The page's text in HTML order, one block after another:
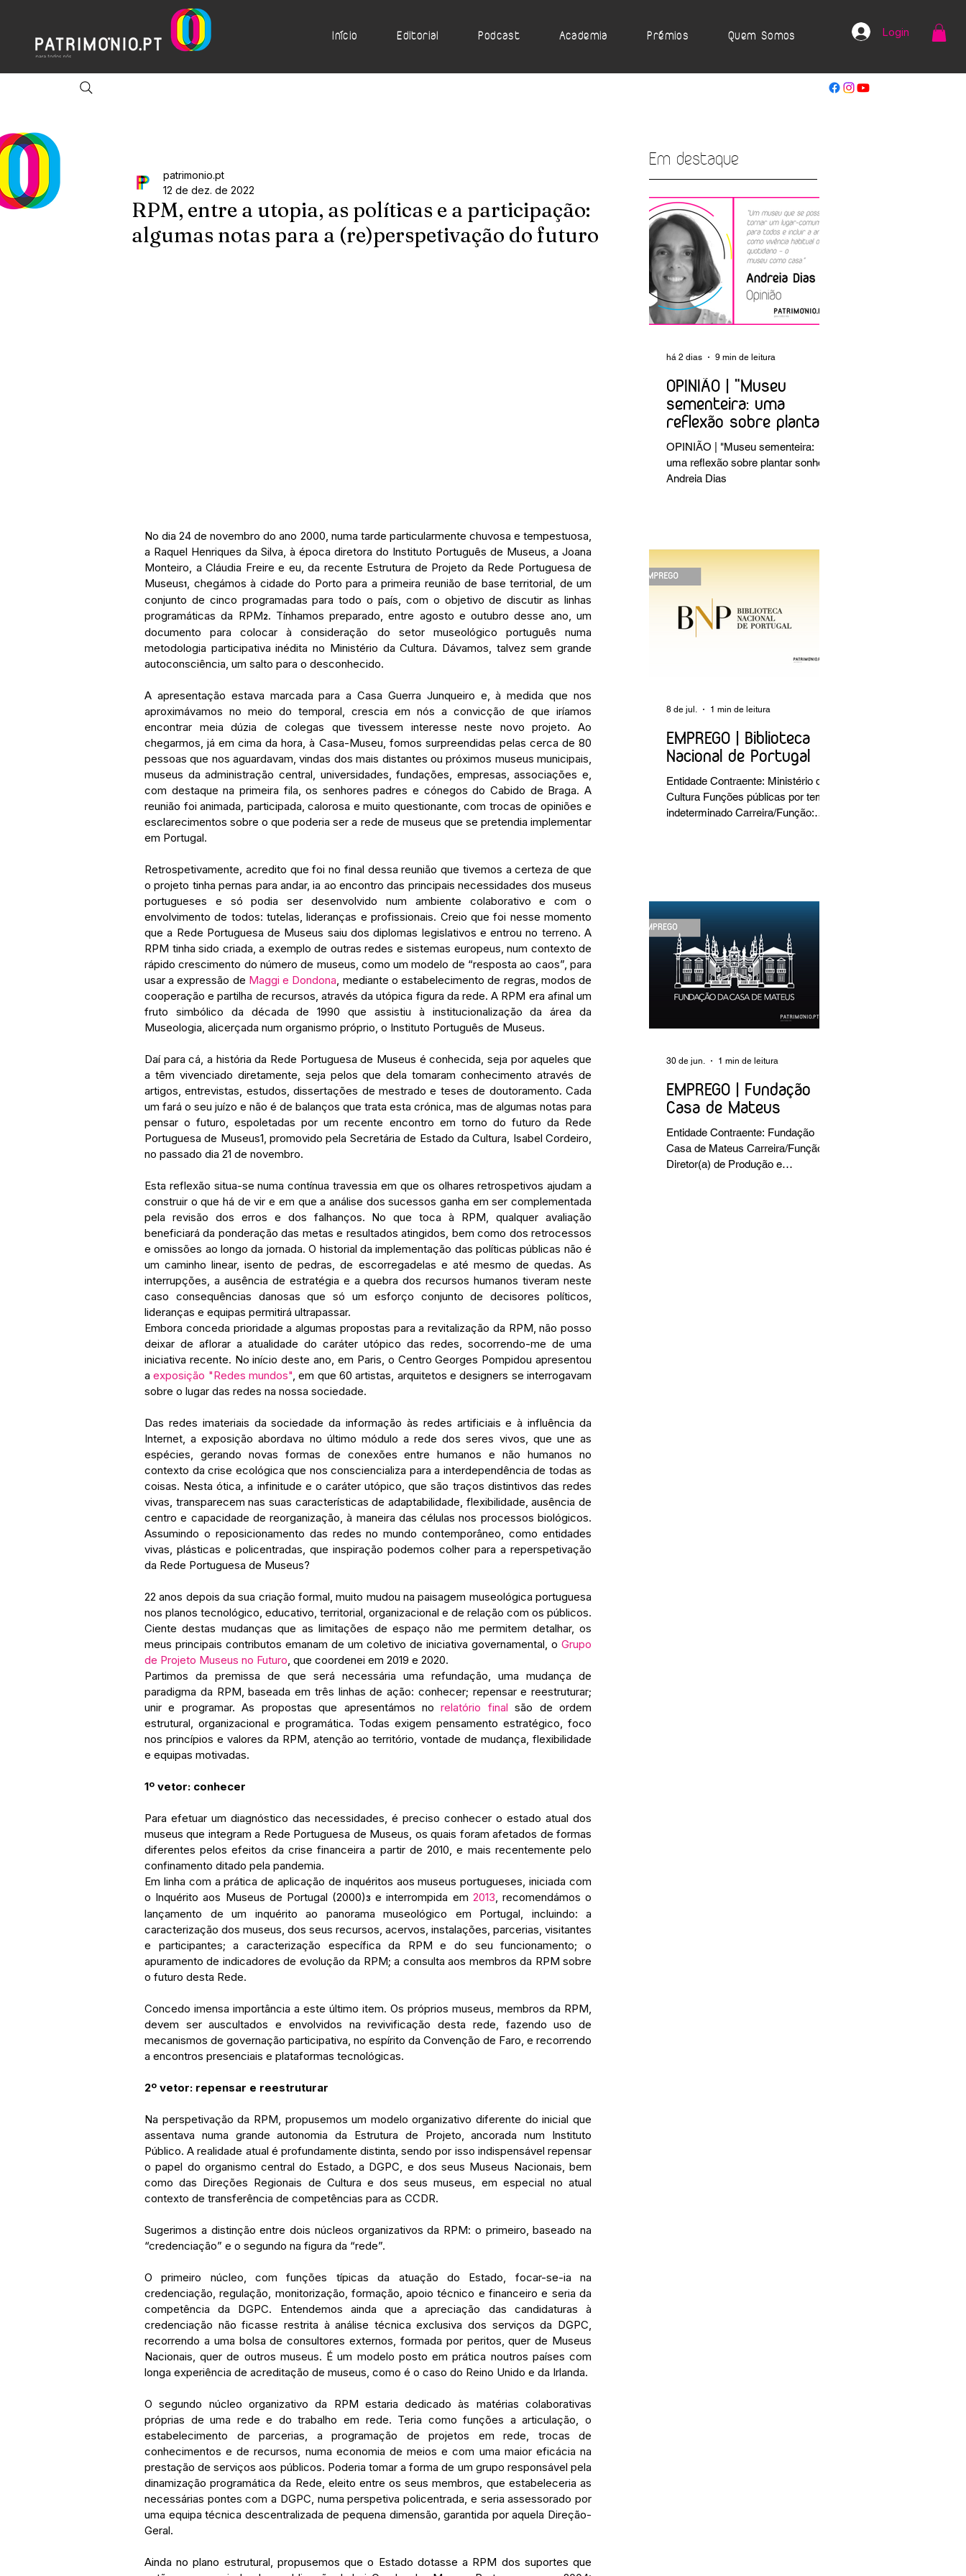
Início Editorial Podcast Academia Prémios Quem Somos Login
RPM, entre a utopia, as políticas e a participação:
algumas notas para a (re)perspetivação do futuro
patrimonio.pt
12 de dez. de 2022
No dia 24 de novembro do ano 2000, numa tarde particularmente chuvosa e tempestuosa,
a Raquel Henriques da Silva, à época diretora do Instituto Português de Museus, a Joana
Monteiro, a Cláudia Freire e eu, da recente Estrutura de Projeto da Rede Portuguesa de
Museus1
, chegámos à cidade do Porto para a primeira reunião de base territorial, de um
conjunto de cinco programadas para todo o país, com o objetivo de discutir as linhas
programáticas da RPM2. Tínhamos preparado, entre agosto e outubro desse ano, um
documento para colocar à consideração do setor museológico português numa
metodologia participativa inédita no Ministério da Cultura. Dávamos, talvez sem grande
autoconsciência, um salto para o desconhecido.
A apresentação estava marcada para a Casa Guerra Junqueiro e, à medida que nos
aproximávamos no meio do temporal, crescia em nós a convicção de que iríamos
encontrar meia dúzia de colegas que tivessem interesse neste novo projeto. Ao
chegarmos, já em cima da hora, à Casa-Museu, fomos surpreendidas pelas cerca de 80
pessoas que nos aguardavam, vindas dos mais distantes ou próximos museus municipais,
museus da administração central, universidades, fundações, empresas, associações e,
com destaque na primeira fila, os senhores padres e cónegos do Cabido de Braga. A
reunião foi animada, participada, calorosa e muito questionante, com trocas de opiniões e
esclarecimentos sobre o que poderia ser a rede de museus que se pretendia implementar
em Portugal.
Retrospetivamente, acredito que foi no final dessa reunião que tivemos a certeza de que
o projeto tinha pernas para andar, ia ao encontro das principais necessidades dos museus
portugueses e só podia ser desenvolvido num ambiente colaborativo e com o
envolvimento de todos: tutelas, lideranças e profissionais. Creio que foi nesse momento
que a Rede Portuguesa de Museus saiu dos diplomas legislativos e entrou no terreno. A
RPM tinha sido criada, a exemplo de outras redes e sistemas europeus, num contexto de
rápido crescimento do número de museus, como um modelo de “resposta ao caos”, para
usar a expressão de Maggi e Dondona , mediante o estabelecimento de regras, modos de
cooperação e partilha de recursos, através da utópica figura da rede. A RPM era afinal um
fruto simbólico da década de 1990 que assistiu à institucionalização da área da
Museologia, alicerçada num organismo próprio, o Instituto Português de Museus.
Daí para cá, a história da Rede Portuguesa de Museus é conhecida, seja por aqueles que
a têm vivenciado diretamente, seja pelos que dela tomaram conhecimento através de
artigos, entrevistas, estudos, dissertações de mestrado e teses de doutoramento. Cada
um fará o seu juízo e não é de balanços que trata esta crónica, mas de algumas notas para
pensar o futuro, espoletadas por um recente encontro em torno do futuro da Rede
Portuguesa de Museus1, promovido pela Secretária de Estado da Cultura, Isabel Cordeiro,
no passado dia 21 de novembro.
Esta reflexão situa-se numa contínua travessia em que os olhares retrospetivos ajudam a
construir o que há de vir e em que a análise dos sucessos ganha em ser complementada
pela revisão dos erros e dos falhanços. No que toca à RPM, qualquer avaliação
beneficiará da ponderação das metas e resultados atingidos, bem como dos retrocessos
e omissões ao longo da jornada. O historial da implementação das políticas públicas não é
um caminho linear, isento de pedras, de escorregadelas e até mesmo de quedas. As
interrupções, a ausência de estratégia e a quebra dos recursos humanos tiveram neste
caso consequências danosas que só um esforço conjunto de decisores políticos,
lideranças e equipas permitirá ultrapassar.
Embora conceda prioridade a algumas propostas para a revitalização da RPM, não posso
deixar de aflorar a atualidade do caráter utópico das redes, socorrendo-me de uma
iniciativa recente. No início deste ano, em Paris, o Centro Georges Pompidou apresentou
a exposição "Redes mundos" , em que 60 artistas, arquitetos e designers se interrogavam
sobre o lugar das redes na nossa sociedade.
Das redes imateriais da sociedade da informação às redes artificiais e à influência da
Internet, a exposição abordava no último módulo a rede dos seres vivos, que une as
espécies, gerando novas formas de conexões entre humanos e não humanos no
contexto da crise ecológica que nos consciencializa para a interdependência de todas as
coisas. Nesta ótica, a infinitude e o caráter utópico, que são traços distintivos das redes
vivas, transparecem nas suas características de adaptabilidade, flexibilidade, ausência de
centro e capacidade de reorganização, à maneira das células nos processos biológicos.
Assumindo o reposicionamento das redes no mundo contemporâneo, como entidades
vivas, plásticas e policentradas, que inspiração podemos colher para a reperspetivação
da Rede Portuguesa de Museus?
22 anos depois da sua criação formal, muito mudou na paisagem museológica portuguesa
nos planos tecnológico, educativo, territorial, organizacional e de relação com os públicos.
Ciente destas mudanças que as limitações de espaço não me permitem detalhar, os
meus principais contributos emanam de um coletivo de iniciativa governamental, o Grupo
de Projeto Museus no Futuro , que coordenei em 2019 e 2020.
Partimos da premissa de que será necessária uma refundação, uma mudança de
paradigma da RPM, baseada em três linhas de ação: conhecer; repensar e reestruturar;
unir e programar. As propostas que apresentámos no relatório final são de ordem
estrutural, organizacional e programática. Todas exigem pensamento estratégico, foco
nos princípios e valores da RPM, atenção ao território, vontade de mudança, flexibilidade
e equipas motivadas.
1º vetor: conhecer
Para efetuar um diagnóstico das necessidades, é preciso conhecer o estado atual dos
museus que integram a Rede Portuguesa de Museus, os quais foram afetados de formas
diferentes pelos efeitos da crise financeira a partir de 2010, e mais recentemente pelo
confinamento ditado pela pandemia.
Em linha com a prática de aplicação de inquéritos aos museus portugueses, iniciada com
o Inquérito aos Museus de Portugal (2000)3 e interrompida em 2013 , recomendámos o
lançamento de um inquérito ao panorama museológico em Portugal, incluindo: a
caracterização dos museus, dos seus recursos, acervos, instalações, parcerias, visitantes
e participantes; a caracterização específica da RPM e do seu funcionamento; o
apuramento de indicadores de evolução da RPM; a consulta aos membros da RPM sobre
o futuro desta Rede.
Concedo imensa importância a este último item. Os próprios museus, membros da RPM,
devem ser auscultados e envolvidos na revivificação desta rede, fazendo uso de
mecanismos de governação participativa, no espírito da Convenção de Faro, e recorrendo
a encontros presenciais e plataformas tecnológicas.
2º vetor: repensar e reestruturar
Na perspetivação da RPM, propusemos um modelo organizativo diferente do inicial que
assentava numa grande autonomia da Estrutura de Projeto, ancorada num Instituto
Público. A realidade atual é profundamente distinta, sendo por isso indispensável repensar
o papel do organismo central do Estado, a DGPC, e dos seus Museus Nacionais, bem
como das Direções Regionais de Cultura e dos seus museus, em especial no atual
contexto de transferência de competências para as CCDR.
Sugerimos a distinção entre dois núcleos organizativos da RPM: o primeiro, baseado na
“credenciação” e o segundo na figura da “rede”.
O primeiro núcleo, com funções típicas da atuação do Estado, focar-se-ia na
credenciação, regulação, monitorização, formação, apoio técnico e financeiro e seria da
competência da DGPC. Entendemos ainda que a apreciação das candidaturas à
credenciação não ficasse restrita à análise técnica exclusiva dos serviços da DGPC,
recorrendo a uma bolsa de consultores externos, formada por peritos, quer de Museus
Nacionais, quer de outros museus. É um modelo posto em prática noutros países com
longa experiência de acreditação de museus, como é o caso do Reino Unido e da Irlanda.
O segundo núcleo organizativo da RPM estaria dedicado às matérias colaborativas
próprias de uma rede e do trabalho em rede. Teria como funções a articulação, o
estabelecimento de parcerias, a programação de projetos em rede, trocas de
conhecimentos e de recursos, numa economia de meios e com uma maior eficácia na
prestação de serviços aos públicos. Poderia tomar a forma de um grupo responsável pela
dinamização programática da Rede, eleito entre os seus membros, que estabeleceria as
necessárias pontes com a DGPC, numa perspetiva policentrada, e seria assessorado por
uma equipa técnica descentralizada de pequena dimensão, garantida por aquela Direção-
Geral.
Ainda no plano estrutural, propusemos que o Estado dotasse a RPM dos suportes que
Em destaque
OPINIÃO | "Museu
sementeira: uma
reflexão sobre plantar
sonhos" Andreia Dias
OPINIÃO | "Museu sementeira:
uma reflexão sobre plantar sonhos"
Andreia Dias
há 2 dias 9 min de leitura
EMPREGO | Biblioteca
Nacional de Portugal
Entidade Contraente: Ministério da
Cultura Funções públicas por tempo
indeterminado Carreira/Função:
espécies bibliográficas
intervencionadas; execução dos
programas de conservação
preventiva; produção de fichas de
tratamento e registo fotográfico das
intervenções; apoio a exposições i
8 de jul. 1 min de leitura
EMPREGO | Fundação
Casa de Mateus
Entidade Contraente: Fundação
Casa de Mateus Carreira/Função:
Diretor(a) de Produção e
30 de jun. 1 min de leitura